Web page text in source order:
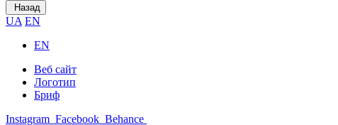
Назад
UA EN
EN
Веб сайт
Логотип
Бриф
Instagram Facebook Behance